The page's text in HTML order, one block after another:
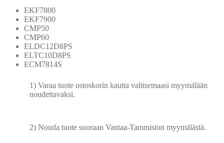
EKF7800
EKF7900
CMP50
CMP60
ELDC12D8PS
ELTC10D8PS
ECM7814S
1) Varaa tuote ostoskorin kautta valitsemaasi myymälään
noudettavaksi.
2) Nouda tuote suoraan Vantaa-Tammiston myymälästä.